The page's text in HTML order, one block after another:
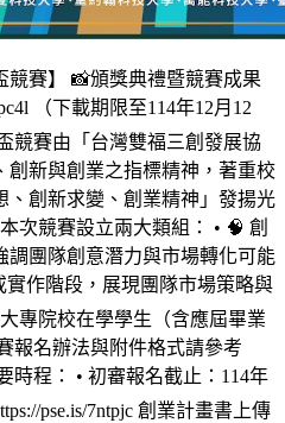
競賽】 📸頒獎典禮暨競賽成果
（下載期限至114年12月12
競賽由「台灣雙福三創發展協
創新與創業之指標精神，著重校
、創新求變、創業精神」發揚光
次競賽設立兩大類組： • 🧠 創
調團隊創意潛力與市場轉化可能
作階段，展現團隊市場策略與
專院校在學學生（含應屆畢業
報名辦法與附件格式請參考
時程： • 初審報名截止：114年
pse.is/7ntpjc 創業計畫書上傳